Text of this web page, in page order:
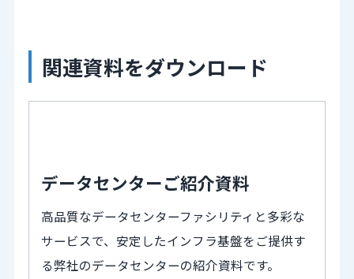
関連資料をダウンロード
データセンターご紹介資料
高品質なデータセンターファシリティと多彩な
サービスで、安定したインフラ基盤をご提供す
る弊社のデータセンターの紹介資料です。